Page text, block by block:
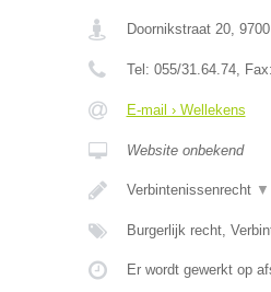
Doornikstraat 20, 9700
Tel: 055/31.64.74, Fax:
E-mail › Wellekens
Website onbekend
Verbintenissenrecht ▼
Burgerlijk recht,
Er wordt gewerkt op